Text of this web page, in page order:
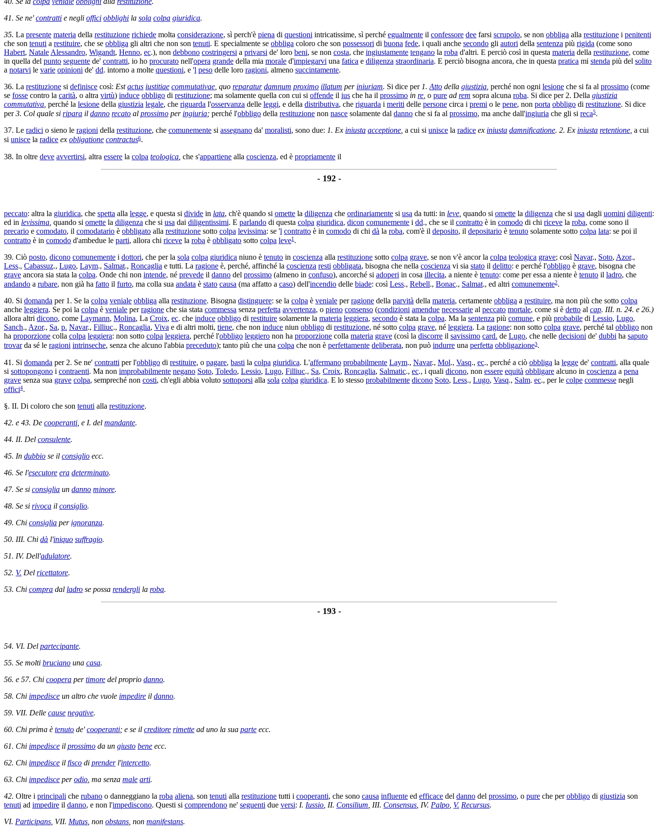
41. Se ne'contratti e negli offici obblighi la sola colpa giuridica.
35. La presente materia della restituzione richiede molta considerazione, sì perch'è piena di questioni intricatissime, sì perché egualmente il confessore dee farsi scrupolo, se non obbliga alla restituzione i penitenti
che son tenuti a restituire, che se obbliga gli altri che non son tenuti. E specialmente se obbliga coloro che son possessori di buona fede, i quali anche secondo gli autori della sentenza più rigida (come sono
Habert, Natale Alessandro, Wigandt, Henno, ec.), non debbono costringersi a privarsi de' loro beni, se non costa, che ingiustamente tengano la roba d'altri. E perciò così in questa materia della restituzione, come
in quella del punto seguente de' contratti, io ho procurato nell'opera grande della mia morale d'impiegarvi una fatica e diligenza straordinaria. E perciò bisogna ancora, che in questa pratica mi stenda più del solito
a notarvi le varie opinioni de' dd. intorno a molte questioni, e 'l peso delle loro ragioni, almeno succintamente.
36. La restituzione si definisce così: Estactus iustitiae commutativae , quo reparatur damnum proximo illatum per iniuriam. Si dice per 1. Atto della giustizia perché non ogni lesione che si fa al prossimo (come
se fosse contro la carità, o altra virtù) induce obbligo di restituzione; ma solamente quella con cui si offende il ius che ha il prossimo in re o pure ad rem sopra alcuna roba. Si dice per 2. Della giustizia
commutativa perché la lesione della giustizia legale, che riguarda l'osservanza delle leggi, e della distributiva, che riguarda i meriti delle persone circa i premi o le pene, non porta obbligo di restituzione. Si dice
per3. Col quale si ripara il danno recato al prossimo per ingiuria; perché l'obbligo della restituzione non nasce solamente dal danno che si fa al prossimo, ma anche dall'ingiuria che gli si reca5.
37. Le radici o sieno le ragioni della restituzione, che comunemente si assegnano da' moralisti, sono due: 1. Ex iniusta acceptione a cui si unisce la radice ex iniusta damnificatione. 2. Ex iniusta retentione a cui
si unisce la radice ex obligatione contractus6.
38. In oltre deve avvertirsi, altra essere la colpa teologica che s'appartiene alla coscienza, ed è propriamente il
- 192 -
peccato: altra la giuridica, che spetta alla legge, e questa si divide in lata, ch'è quando si omette la diligenza che ordinariamente si usa da tutti: in leve quando si omette la diligenza che si usa dagli uomini diligenti:
ed in levissima quando si omette la diligenza che si usa dai diligentissimi. E parlando di questa colpa giuridica, dicon comunemente i dd., che se il contratto è in comodo di chi riceve la roba, come sono il
precario e comodato, il comodatario è obbligato alla restituzione sotto colpa levissima: se 'l contratto è in comodo di chi dà la roba, com'è il deposito, il depositario è tenuto solamente sotto colpa lata: se poi il
contratto è in comodo d'ambedue le parti, allora chi riceve la roba è obbligato sotto colpa leve1 .
39. Ciò posto, dicono comunemente i dottori, che per la sola colpa giuridica niuno è tenuto in coscienza alla restituzione sotto colpa grave, se non v'è ancor la colpa teologica grave; così Navar., Soto, Azor.,
Less., Cabassuz., Lugo, Laym., Salmat., Roncaglia e tutti. La ragione è, perché, affinché la coscienza resti obbligata, bisogna che nella coscienza vi sia stato il delitto: e perché l'obbligo è grave, bisogna che
grave ancora sia stata la colpa. Onde chi non intende, né prevede il danno del prossimo (almeno in confuso), ancorché si adoperi in cosa illecita, a niente è tenuto: come per essa a niente è tenuto il ladro, che
andando a rubare, non già ha fatto il furto, ma colla sua andata è stato causa (ma affatto a caso) dell'incendio delle biade: così Less., Rebell., Bonac., Salmat., ed altri comunemente2.
40. Si domanda per 1. Se la colpa veniale obbliga alla restituzione. Bisogna distinguere: se la colpa è veniale perragione della parvità della materia, certamente obbliga a restituire, ma non più che sotto colpa
anche leggiera. Se poi la colpa è veniale perragione che sia stata commessa senza perfetta avvertenza, o pieno consenso (condizioni amendue necessarie al peccato mortale, come si è detto al cap. III. n. 24. e 26.)
allora altri dicono, come Laymann, Molina, La Croix, ec. che induce obbligo di restituire solamente la materia leggiera, secondo è stata la colpa. Ma la sentenza più comune, e più probabile di Lessio, Lugo,
Sanch., Azor., Sa, p. Navar., Filliuc., Roncaglia, Viva e di altri molti, tiene, che non induce niun obbligo di restituzione, né sotto colpa grave, né leggiera. La ragione: non sotto colpa grave, perché tal obbligo non
ha proporzione colla colpa leggiera: non sotto colpa leggiera, perché l'obbligo leggiero non ha proporzione colla materia grave (così la discorre il savissimo card. de Lugo, che nelle decisioni de' dubbi ha saputo
trovarda sé le ragioni intrinseche, senza che alcuno l'abbia preceduto); tanto più che una colpa che non è perfettamente deliberata, non può indurre una perfetta obbligazione3.
41. Si domanda per 2. Se ne' contratti per l'obbligo di restituire, o pagare, basti la colpa giuridica. L'affermano probabilmente Laym., Navar., Mol., Vasq., ec., perché a ciò obbliga la legge de' contratti, alla quale
si sottopongono i contraenti. Ma non improbabilmente negano Soto, Toledo, Lessio, Lugo, Filliuc., Sa, Croix, Roncaglia, Salmatic., ec., i quali dicono, non essere equità obbligare alcuno in coscienza a pena
grave senza sua grave colpa, sempreché non costi, ch'egli abbia voluto sottoporsi alla sola colpa giuridica. E lo stesso probabilmente dicono Soto, Less., Lugo, Vasq., Salm. ec., per le colpe commesse negli
offici4.
§. II. Di coloro che son tenuti alla restituzione.
42. e 43. De cooperanti , e I. del mandante.
44. II. Del consulente.
45. In dubbio se il consiglio ecc.
46. Se l'esecutore era determinato.
47. Se si consiglia un danno minore.
48. Se si rivoca il consiglio.
49. Chi consiglia per ignoranza.
50. III. Chi dà l'iniquo suffragio.
51. IV. Dell'adulatore.
52. V. Del ricettatore.
53. Chi compra dal ladro se possa rendergli la roba.
- 193 -
54. VI. Del partecipante.
55. Se molti bruciano una casa.
56. e 57. Chi coopera pertimore del proprio danno.
58. Chi impedisce un altro che vuole impedire il danno.
59. VII. Delle cause negative.
60. Chi prima è tenuto de'cooperanti; e se il creditore rimette ad uno la sua parte ecc.
61. Chi impedisce il prossimo da un giusto bene ecc.
62. Chi impedisce il fisco di prenderl'intercetto.
63. Chi impedisce perodio , ma senza male arti.
42. Oltre i principali che rubano o danneggiano la roba aliena, son tenuti alla restituzione tutti i cooperanti, che sono causa influente ed efficace del danno del prossimo, o pure che perobbligo di giustizia son
tenuti ad impedire il danno, e non l'impediscono. Questi si comprendono ne' seguenti due versi: I. Iussio , II. Consilium , III. Consensus , IV. Palpo V. Recursus.
VI. Participans , VII. Mutus , non obstans , non manifestans.